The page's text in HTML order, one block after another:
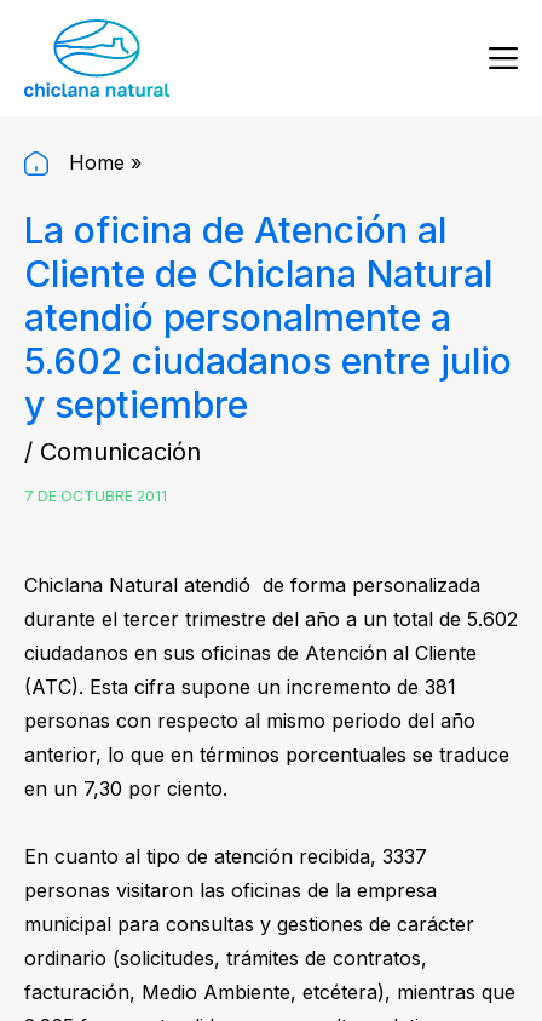
Home »
La oficina de Atención al
Cliente de Chiclana Natural
atendió personalmente a
5.602 ciudadanos entre julio
y septiembre
/ Comunicación
7 DE OCTUBRE 2011
Chiclana Natural atendió de forma personalizada
durante el tercer trimestre del año a un total de 5.602
ciudadanos en sus oficinas de Atención al Cliente
(ATC). Esta cifra supone un incremento de 381
personas con respecto al mismo periodo del año
anterior, lo que en términos porcentuales se traduce
en un 7,30 por ciento.
En cuanto al tipo de atención recibida, 3337
personas visitaron las oficinas de la empresa
municipal para consultas y gestiones de carácter
ordinario (solicitudes, trámites de contratos,
facturación, Medio Ambiente, etcétera), mientras que